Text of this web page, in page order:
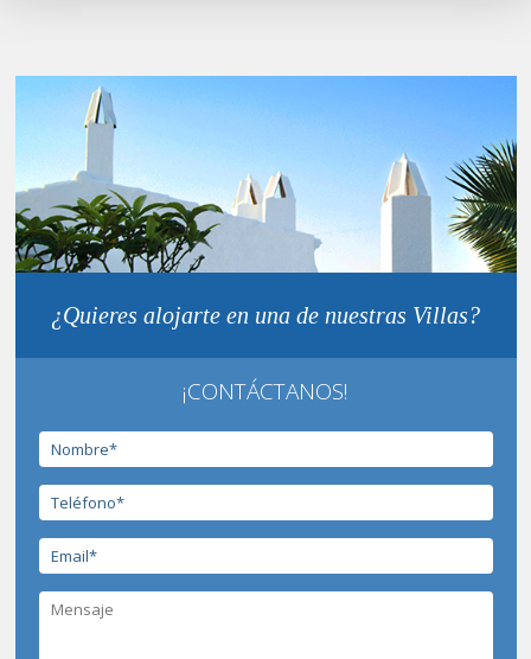
¿Quieres alojarte en una de nuestras Villas?
¡CONTÁCTANOS!